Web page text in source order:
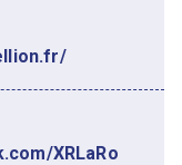
XRLaRo